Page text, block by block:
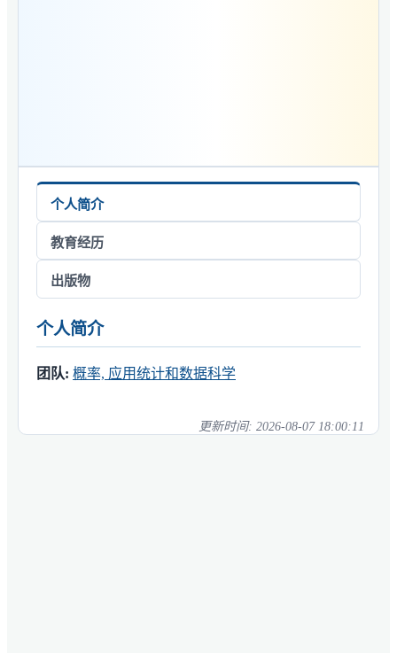
个人简介
教育经历
出版物
个人简介
团队: 概率, 应用统计和数据科学
更新时间: 2026-08-07 18:00:11